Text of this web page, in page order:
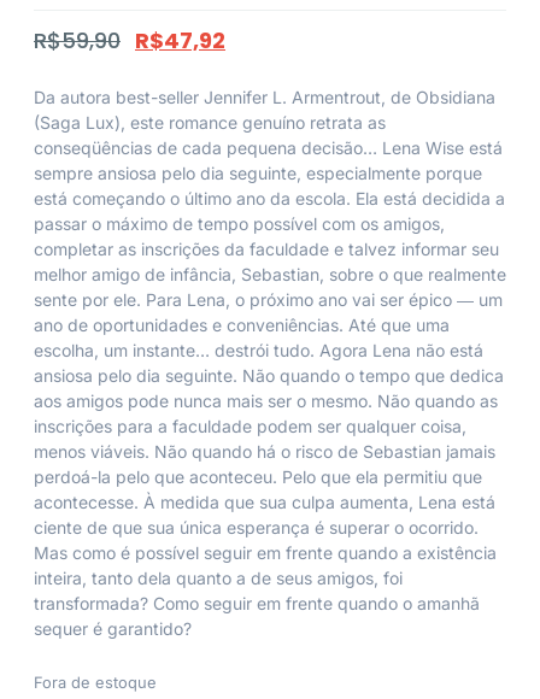
R$59,90 R$47,92
Da autora best-seller Jennifer L. Armentrout, de Obsidiana
(Saga Lux), este romance genuíno retrata as
conseqüências de cada pequena decisão… Lena Wise está
sempre ansiosa pelo dia seguinte, especialmente porque
está começando o último ano da escola. Ela está decidida a
passar o máximo de tempo possível com os amigos,
completar as inscrições da faculdade e talvez informar seu
melhor amigo de infância, Sebastian, sobre o que realmente
sente por ele. Para Lena, o próximo ano vai ser épico ― um
ano de oportunidades e conveniências. Até que uma
escolha, um instante… destrói tudo. Agora Lena não está
ansiosa pelo dia seguinte. Não quando o tempo que dedica
aos amigos pode nunca mais ser o mesmo. Não quando as
inscrições para a faculdade podem ser qualquer coisa,
menos viáveis. Não quando há o risco de Sebastian jamais
perdoá-la pelo que aconteceu. Pelo que ela permitiu que
acontecesse. À medida que sua culpa aumenta, Lena está
ciente de que sua única esperança é superar o ocorrido.
Mas como é possível seguir em frente quando a existência
inteira, tanto dela quanto a de seus amigos, foi
transformada? Como seguir em frente quando o amanhã
sequer é garantido?
Fora de estoque